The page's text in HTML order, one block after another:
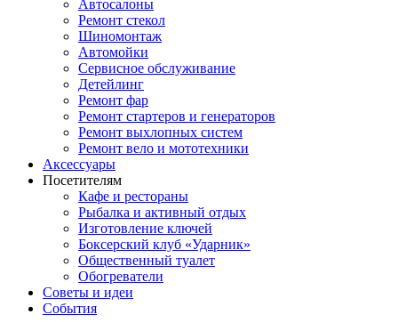
Автосалоны
Ремонт стекол
Шиномонтаж
Автомойки
Сервисное обслуживание
Детейлинг
Ремонт фар
Ремонт стартеров и генераторов
Ремонт выхлопных систем
Ремонт вело и мототехники
Аксессуары
Посетителям
Кафе и рестораны
Рыбалка и активный отдых
Изготовление ключей
Боксерский клуб «Ударник»
Общественный туалет
Обогреватели
Советы и идеи
События